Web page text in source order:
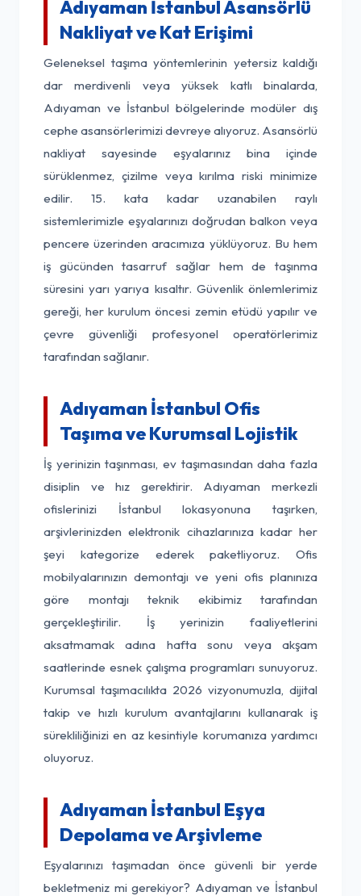
Adıyaman İstanbul Asansörlü
Nakliyat ve Kat Erişimi
Geleneksel taşıma yöntemlerinin yetersiz kaldığı
dar merdivenli veya yüksek katlı binalarda,
Adıyaman ve İstanbul bölgelerinde modüler dış
cephe asansörlerimizi devreye alıyoruz. Asansörlü
nakliyat sayesinde eşyalarınız bina içinde
sürüklenmez, çizilme veya kırılma riski minimize
edilir. 15. kata kadar uzanabilen raylı
sistemlerimizle eşyalarınızı doğrudan balkon veya
pencere üzerinden aracımıza yüklüyoruz. Bu hem
iş gücünden tasarruf sağlar hem de taşınma
süresini yarı yarıya kısaltır. Güvenlik önlemlerimiz
gereği, her kurulum öncesi zemin etüdü yapılır ve
çevre güvenliği profesyonel operatörlerimiz
tarafından sağlanır.
Adıyaman İstanbul Ofis
Taşıma ve Kurumsal Lojistik
İş yerinizin taşınması, ev taşımasından daha fazla
disiplin ve hız gerektirir. Adıyaman merkezli
ofislerinizi İstanbul lokasyonuna taşırken,
arşivlerinizden elektronik cihazlarınıza kadar her
şeyi kategorize ederek paketliyoruz. Ofis
mobilyalarınızın demontajı ve yeni ofis planınıza
göre montajı teknik ekibimiz tarafından
gerçekleştirilir. İş yerinizin faaliyetlerini
aksatmamak adına hafta sonu veya akşam
saatlerinde esnek çalışma programları sunuyoruz.
Kurumsal taşımacılıkta 2026 vizyonumuzla, dijital
takip ve hızlı kurulum avantajlarını kullanarak iş
sürekliliğinizi en az kesintiyle korumanıza yardımcı
oluyoruz.
Adıyaman İstanbul Eşya
Depolama ve Arşivleme
Eşyalarınızı taşımadan önce güvenli bir yerde
bekletmeniz mi gerekiyor? Adıyaman ve İstanbul